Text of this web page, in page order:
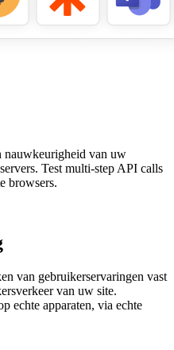
nauwkeurigheid van uw
Test multi-step API calls
browsers.
van gebruikerservaringen vast
van uw site.
echte apparaten, via echte